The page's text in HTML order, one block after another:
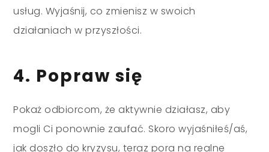
usług. Wyjaśnij, co zmienisz w swoich
działaniach w przyszłości.
4. Popraw się
Pokaż odbiorcom, że aktywnie działasz, aby
mogli Ci ponownie zaufać. Skoro wyjaśniłeś/aś,
jak doszło do kryzysu, teraz pora na realne